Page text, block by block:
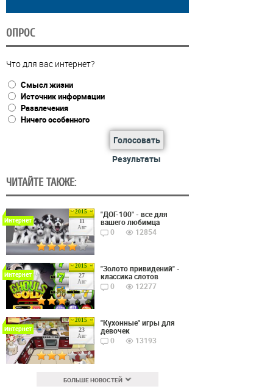
ОПРОС
Что для вас интернет?
Смысл жизни
Источник информации
Развлечения
Ничего особенного
Голосовать
Результаты
ЧИТАЙТЕ ТАКЖЕ:
2015
11
Авг
Интернет
"ДОГ-100" - все для
вашего любимца
0
12854
2015
27
Авг
Интернет
"Золото привидений" -
классика слотов
0
12277
2015
23
Авг
Интернет
"Кухонные" игры для
девочек
0
13193
БОЛЬШЕ НОВОСТЕЙ